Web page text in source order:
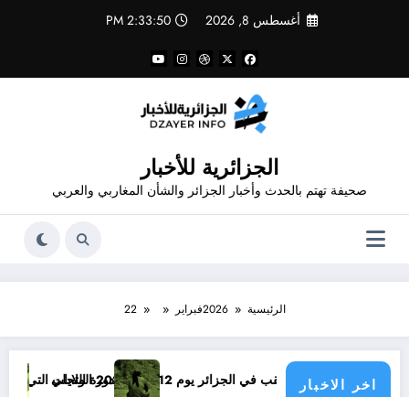
أغسطس 8, 2026 2:33:51 PM
الجزائرية للأخبار
صحيفة تهتم بالحدث وأخبار الجزائر والشأن المغاربي والعربي
الرئيسية 2026فبراير 22
اخر الاخبار
2026 الولايات التي يمكن فيها مشاهدة الكسوف دورة التجلي تفلسف